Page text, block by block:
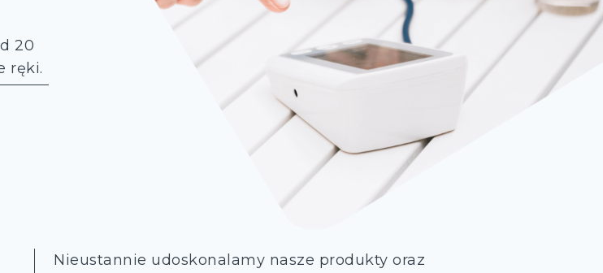
20
ręki.
Nieustannie udoskonalamy nasze produkty oraz